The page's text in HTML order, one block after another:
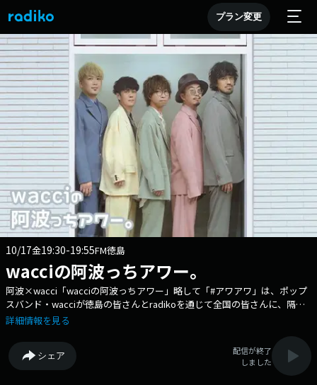
プラン変更
10/17金19:30-19:55FM徳島
wacciの阿波っちアワー。
阿波×wacci「wacciの阿波っちアワー」略して「#アワアワ」は、ポップ
スバンド・wacciが徳島の皆さんとradikoを通じて全国の皆さんに、隔週
でお届けするスペシャルな30分番組！ レギュラーDJは橋口洋平
中・横山のメンバー1人が登場！
詳細情報を見る
シェア
配信が終了
しました